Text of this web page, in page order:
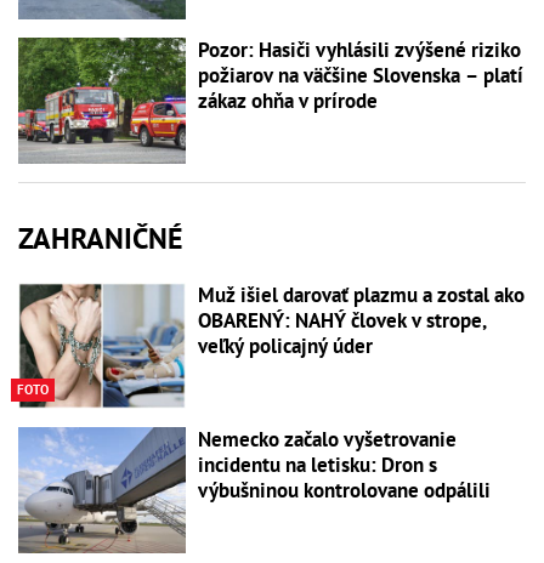
Pozor: Hasiči vyhlásili zvýšené riziko
požiarov na väčšine Slovenska – platí
zákaz ohňa v prírode
ZAHRANIČNÉ
FOTO
Muž išiel darovať plazmu a zostal ako
OBARENÝ: NAHÝ človek v strope,
veľký policajný úder
Nemecko začalo vyšetrovanie
incidentu na letisku: Dron s
výbušninou kontrolovane odpálili